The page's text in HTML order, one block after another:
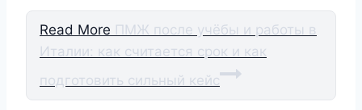
Read More ПМЖ после учёбы и работы в
Италии: как считается срок и как
подготовить сильный кейс